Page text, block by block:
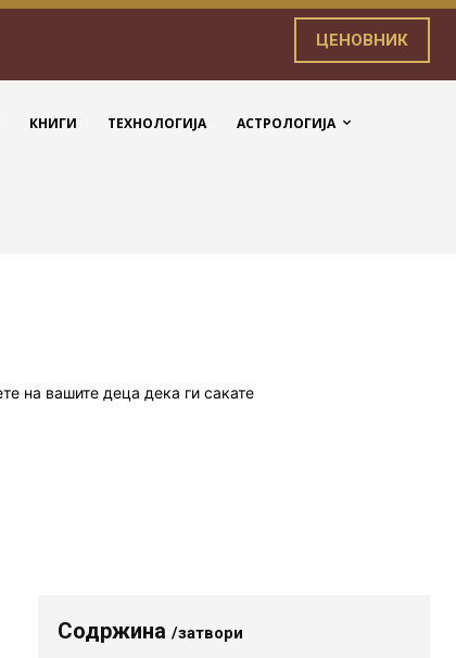
ЦЕНОВНИК
КНИГИ ТЕХНОЛОГИЈА АСТРОЛОГИЈА
Содржина/затвори